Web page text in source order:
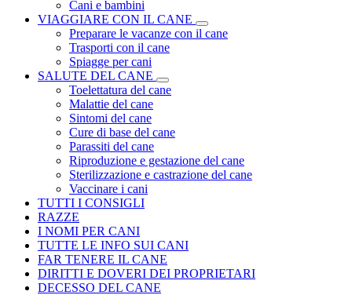
Cani e bambini
VIAGGIARE CON IL CANE
Preparare le vacanze con il cane
Trasporti con il cane
Spiagge per cani
SALUTE DEL CANE
Toelettatura del cane
Malattie del cane
Sintomi del cane
Cure di base del cane
Parassiti del cane
Riproduzione e gestazione del cane
Sterilizzazione e castrazione del cane
Vaccinare i cani
TUTTI I CONSIGLI
RAZZE
I NOMI PER CANI
TUTTE LE INFO SUI CANI
FAR TENERE IL CANE
DIRITTI E DOVERI DEI PROPRIETARI
DECESSO DEL CANE